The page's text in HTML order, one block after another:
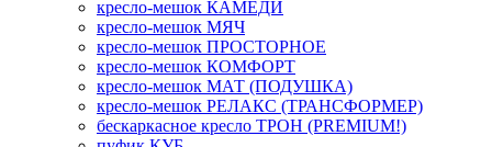
кресло-мешок КАМЕДИ
кресло-мешок МЯЧ
кресло-мешок ПРОСТОРНОЕ
кресло-мешок КОМФОРТ
кресло-мешок МАТ (ПОДУШКА)
кресло-мешок РЕЛАКС (ТРАНСФОРМЕР)
бескаркасное кресло ТРОН (PREMIUM!)